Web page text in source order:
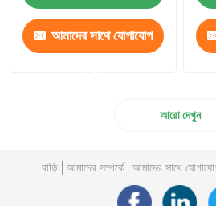
আমাদের সাথে যোগাযোগ
আরো দেখুন
বাড়ি আমাদের সম্পর্কে আমাদের সাথে